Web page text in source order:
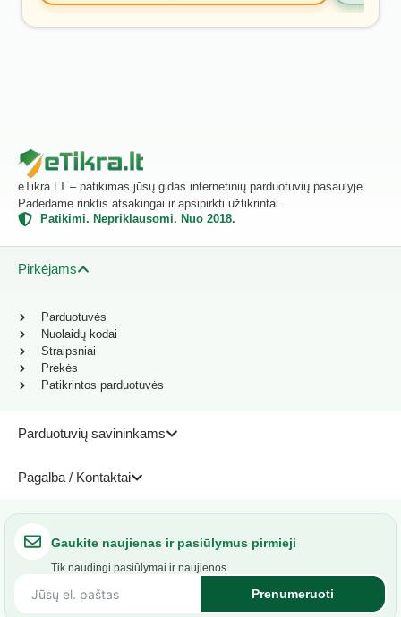
eTikra.LT – patikimas jūsų gidas internetinių parduotuvių pasaulyje.
Padedame rinktis atsakingai ir apsipirkti užtikrintai.
Patikimi. Nepriklausomi. Nuo 2018.
Pirkėjams
Parduotuvių savininkams
Pagalba / Kontaktai
Parduotuvės
Nuolaidų kodai
Straipsniai
Prekės
Patikrintos parduotuvės
Gaukite naujienas ir pasiūlymus pirmieji
Tik naudingi pasiūlymai ir naujienos.
Prenumeruoti